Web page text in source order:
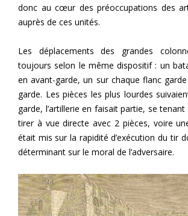
donc au cœur des préoccupations des
auprès de ces unités.
Les déplacements des grandes
toujours selon le même dispositif : un
en avant-garde, un sur chaque flanc
garde. Les pièces les plus lourdes
garde, l’artillerie en faisait partie, se
tirer à vue directe avec 2 pièces, voire
était mis sur la rapidité d’exécution du tir
déterminant sur le moral de l’adversaire.